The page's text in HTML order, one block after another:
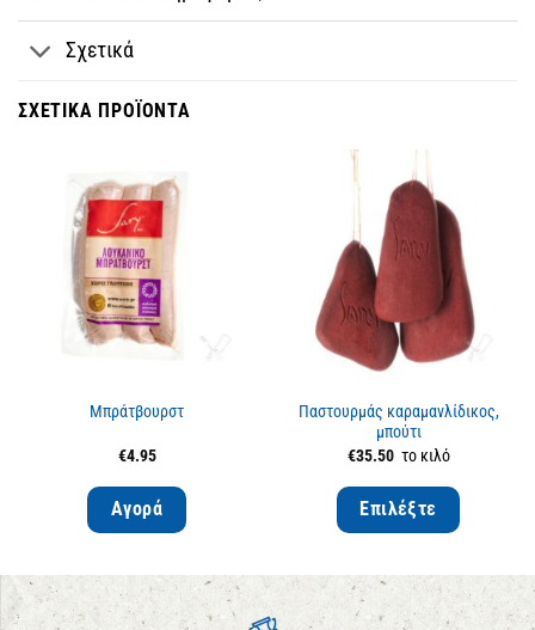
Σχετικά
ΣΧΕΤΙΚΆ ΠΡΟΪΌΝΤΑ
Μπράτβουρστ
€4.95
Αγορά
Παστουρμάς καραμανλίδικος,
μπούτι
€35.50το κιλό
Επιλέξτε